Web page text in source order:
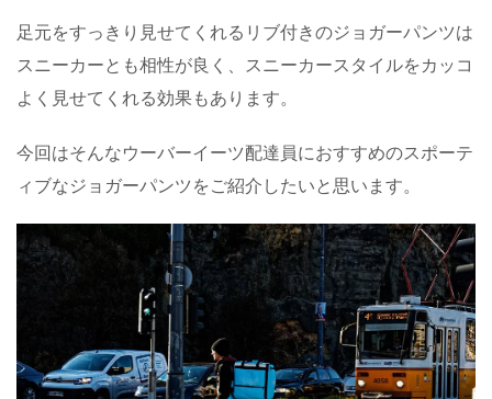
足元をすっきり見せてくれるリブ付きのジョガーパンツは
スニーカーとも相性が良く、スニーカースタイルをカッコ
よく見せてくれる効果もあります。
今回はそんなウーバーイーツ配達員におすすめのスポーテ
ィブなジョガーパンツをご紹介したいと思います。